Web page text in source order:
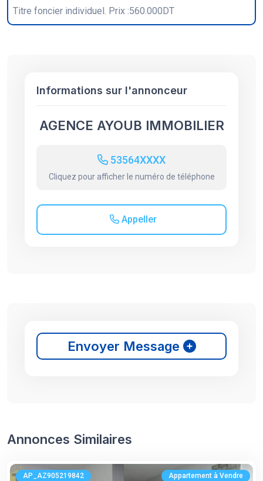
Titre foncier individuel. Prix :560.000DT
Informations sur l'annonceur
AGENCE AYOUB IMMOBILIER
53564XXXX
Cliquez pour afficher le numéro de téléphone
Appeller
Envoyer Message
Annonces Similaires
AP_AZ905219842 Appartement à Vendre